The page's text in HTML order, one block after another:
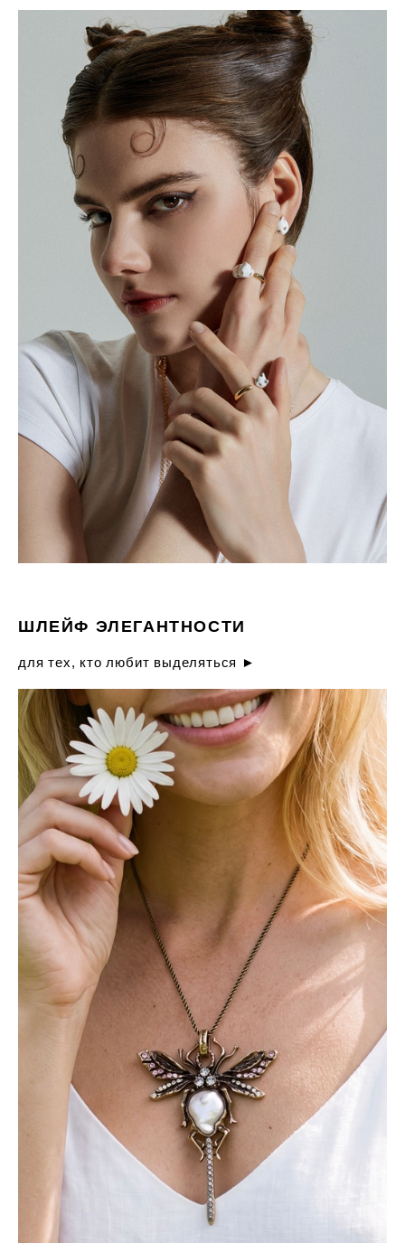
ШЛЕЙФ ЭЛЕГАНТНОСТИ
для тех, кто любит выделяться ►